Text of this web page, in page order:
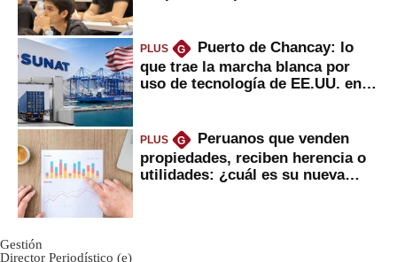
PLUS G
Puerto de Chancay: lo
que trae la marcha blanca por
uso de tecnología de EE.UU. en
PLUS G
Peruanos que venden
propiedades, reciben herencia o
utilidades: ¿cuál es su nueva
Gestión
Director Periodístico (e)